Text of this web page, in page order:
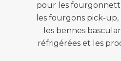
pour les
les fourgons pick-
les bennes
réfrigérées et les